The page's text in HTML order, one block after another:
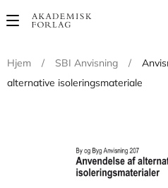
Main
Hjem
/ SBI Anvisning /
alternative isoleringsmateriale